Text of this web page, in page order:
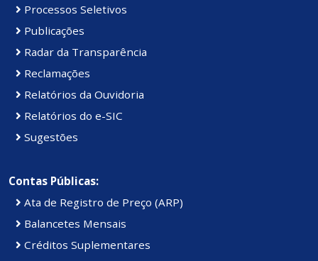
Processos Seletivos
Publicações
Radar da Transparência
Reclamações
Relatórios da Ouvidoria
Relatórios do e-SIC
Sugestões
Contas Públicas:
Ata de Registro de Preço (ARP)
Balancetes Mensais
Créditos Suplementares